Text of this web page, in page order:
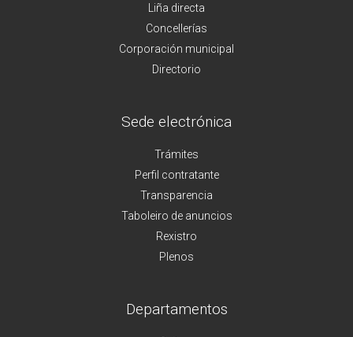
Liña directa
Concellerías
Corporación municipal
Directorio
Sede electrónica
Trámites
Perfil contratante
Transparencia
Taboleiro de anuncios
Rexistro
Plenos
Departamentos